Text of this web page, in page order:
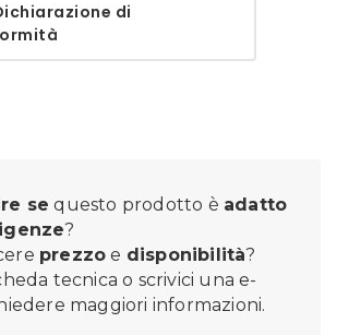
di
se questo prodotto è adatto
?
prezzo e disponibilità?
tecnica o scrivici una e-
maggiori informazioni.